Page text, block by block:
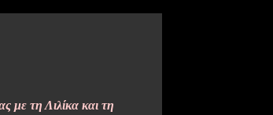
με τη Λιλίκα και τη